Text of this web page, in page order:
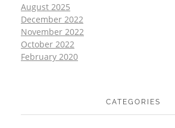
August 2025
December 2022
November 2022
October 2022
February 2020
CATEGORIES